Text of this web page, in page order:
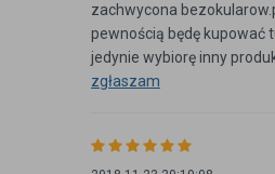
zachwycona
pewnością będę kupować
jedynie wybiorę inny
zgłaszam